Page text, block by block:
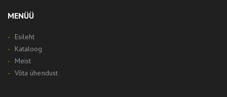
MENÜÜ
Esileht
Kataloog
Meist
Võta ühendust